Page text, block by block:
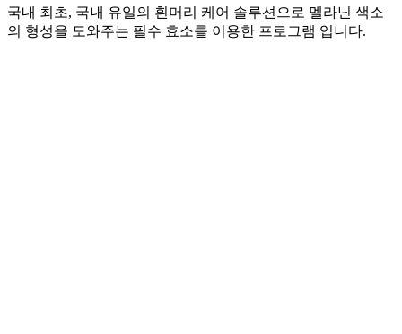
국내 최초, 국내 유일의 흰머리 케어 솔루션으로 멜라닌 색소
의 형성을 도와주는 필수 효소를 이용한 프로그램 입니다.